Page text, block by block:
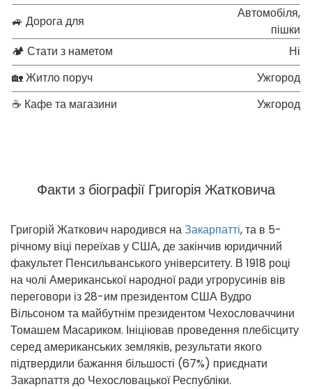
🚙 Дорога для
Автомобіля,
пішки
🏕 Стати з наметом
Ні
🏡 Житло поруч
Ужгород
☕ Кафе та магазини
Ужгород
Факти з біографії Григорія Жатковича
Григорій Жаткович народився наЗакарпатті, та в 5-
річному віці переїхав у США, де закінчив юридичний
факультет Пенсильванського університету. В 1918 році
на чолі Американської народної ради угрорусинів вів
переговори із 28-им президентом США Вудро
Вільсоном та майбутнім президентом Чехословаччини
Томашем Масариком. Ініціював проведення плебісциту
серед американських земляків, результати якого
підтвердили бажання більшості (67%) приєднати
Закарпаття до Чехословацької Республіки.